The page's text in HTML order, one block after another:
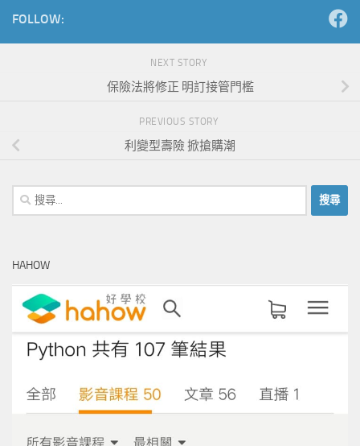
FOLLOW:
NEXT STORY
保險法將修正 明訂接管門檻
PREVIOUS STORY
利變型壽險 掀搶購潮
搜
尋
字:
HAHOW